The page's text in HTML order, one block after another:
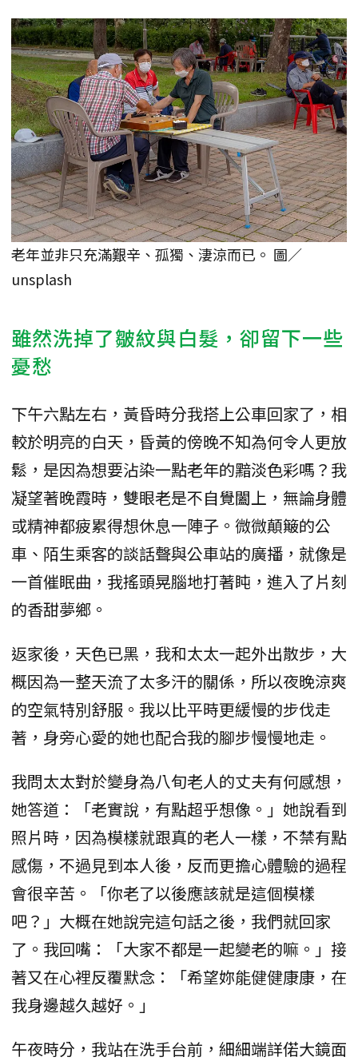
老年並非只充滿艱辛、孤獨、淒涼而已。 圖／
unsplash
雖然洗掉了皺紋與白髮，卻留下一些
憂愁
下午六點左右，黃昏時分我搭上公車回家了，相
較於明亮的白天，昏黃的傍晚不知為何令人更放
鬆，是因為想要沾染一點老年的黯淡色彩嗎？我
凝望著晚霞時，雙眼老是不自覺闔上，無論身體
或精神都疲累得想休息一陣子。微微顛簸的公
車、陌生乘客的談話聲與公車站的廣播，就像是
一首催眠曲，我搖頭晃腦地打著盹，進入了片刻
的香甜夢鄉。
返家後，天色已黑，我和太太一起外出散步，大
概因為一整天流了太多汗的關係，所以夜晚涼爽
的空氣特別舒服。我以比平時更緩慢的步伐走
著，身旁心愛的她也配合我的腳步慢慢地走。
我問太太對於變身為八旬老人的丈夫有何感想，
她答道：「老實說，有點超乎想像。」她說看到
照片時，因為模樣就跟真的老人一樣，不禁有點
感傷，不過見到本人後，反而更擔心體驗的過程
會很辛苦。「你老了以後應該就是這個模樣
吧？」大概在她說完這句話之後，我們就回家
了。我回嘴：「大家不都是一起變老的嘛。」接
著又在心裡反覆默念：「希望妳能健健康康，在
我身邊越久越好。」
午夜時分，我站在洗手台前，細細端詳偌大鏡面